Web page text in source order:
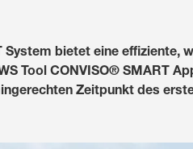
System bietet eine
Tool CONVISO® SMART
Zeitpunkt des